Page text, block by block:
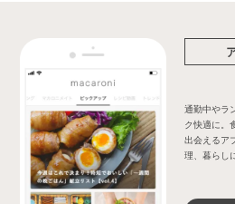
通勤中やラ
ク快適に。
出会えるア
理、暮らし